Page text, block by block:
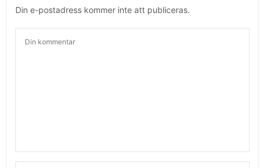
Din e-postadress kommer inte att publiceras.